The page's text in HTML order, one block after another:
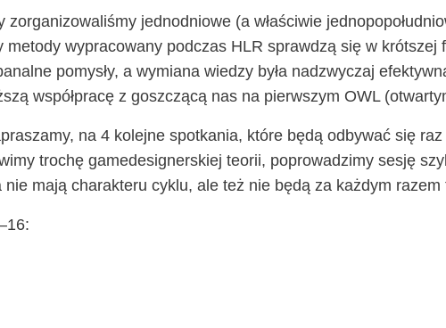
zor­ga­ni­zo­wa­li­śmy jed­no­dnio­we (a wła­ści­wie
wypra­co­wa­ny pod­czas HLR spraw­dzą się w
pomy­sły, a wymia­na wie­dzy była nad­zwy­czaj
współ­pra­cę z gosz­czą­cą nas na pierw­szym OWL
na 4 kolej­ne spo­tka­nia, któ­re będą odby­wać się
tro­chę game­de­si­gner­skiej teo­rii, popro­wa­dzi­my sesję
mają cha­rak­te­ru cyklu, ale też nie będą za każ­dym